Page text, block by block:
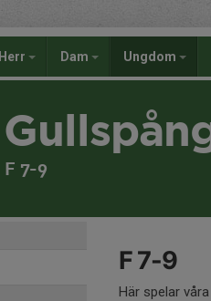
Herr Dam Ungdom
F 7-9
F 7-9
Här spelar